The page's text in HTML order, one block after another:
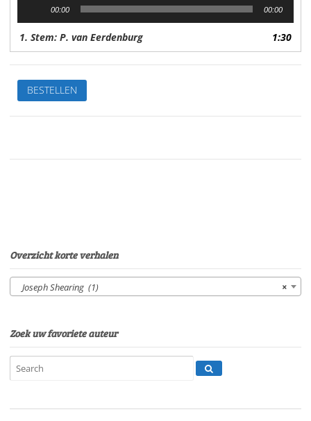
00:00 00:00
1. Stem: P. van Eerdenburg 1:30
hebben
mijngraf
ShearingStem:
BESTELLEN
Overzicht korte verhalen
×
Joseph Shearing (1)
Zoek uw favoriete auteur